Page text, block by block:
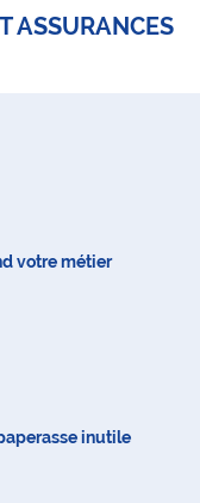
ASSURANCES
votre métier
inutile